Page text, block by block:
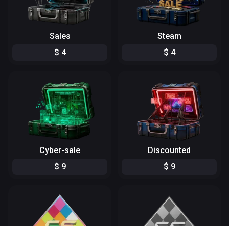
Sales
$ 4
Steam
$ 4
Cyber-sale
$ 9
Discounted
$ 9